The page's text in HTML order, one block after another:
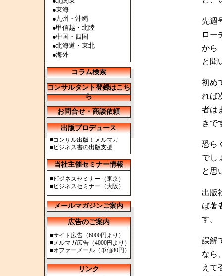
●東海
●九州・沖縄
●甲信越・北陸
●中国・四国
●北海道・東北
●海外
コラム検索
コンサルタント登録はこち
ら
お問合せ・商談依頼
出版プロデュース
■コンサル出版！メルマガ
■ビジネス書の出版支援
当社主催セミナー情報
■ビジネスセミナー（東京）
■ビジネスセミナー（大阪）
メールマガジンご案内
広告のご案内
■サイト広告（6000円より）
■メルマガ広告（4000円より）
■オファーメール（単価80円）
リンク
先週
ロー
から
と聞
初め
れば
者は
きで
恐ら
でし
と思
出版
ば著
す。
誤解
なら
えて